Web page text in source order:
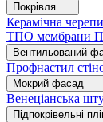
Покрівля
Керамічна
ТПО мембрани
Вентильований
Профнастил
Мокрий фасад
Венеціанська
Підпокрівельні